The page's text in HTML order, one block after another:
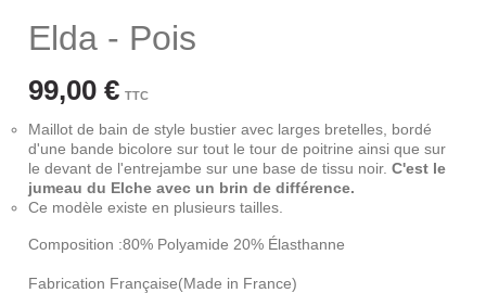
Elda - Pois
99,00 € TTC
Maillot de bain de style bustier avec larges bretelles, bordé
d'une bande bicolore sur tout le tour de poitrine ainsi que sur
le devant de l'entrejambe sur une base de tissu noir.C'est le
jumeau du Elche avec un brin de différence.
Ce modèle existe en plusieurs tailles.
Composition :80% Polyamide 20% Élasthanne
Fabrication Française(Made in France)